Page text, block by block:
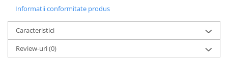
Informatii conformitate produs
Caracteristici
Review-uri(0)